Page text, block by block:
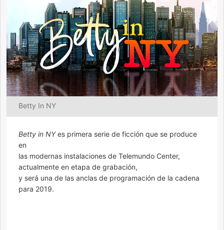
Betty In NY
Betty in NYes primera serie de ficción que se produce
en
las modernas instalaciones de Telemundo Center,
actualmente en etapa de grabación,
y será una de las anclas de programación de la cadena
para 2019.